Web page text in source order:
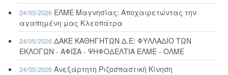
24/05/2026 ΕΛΜΕ Μαγνησίας: Αποχαιρετώντας την
αγαπημένη μας Κλεοπάτρα
24/05/2026 ΔΑΚΕ ΚΑΘΗΓΗΤΩΝ Δ.Ε: ΦΥΛΛΑΔΙΟ ΤΩΝ
ΕΚΛΟΓΩΝ - ΑΦΙΣΑ - ΨΗΦΟΔΕΛΤΙΑ ΕΛΜΕ - ΟΛΜΕ
24/05/2026 Ανεξάρτητη Ριζοσπαστική Κίνηση